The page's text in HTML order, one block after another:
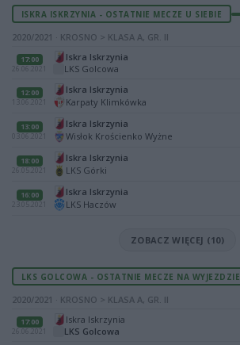
ISKRA ISKRZYNIA - OSTATNIE MECZE U SIEBIE
2020/2021 · KROSNO > KLASA A, GR. II
17:00
26.06.2021
Iskra Iskrzynia
LKS Golcowa
12:00
13.06.2021
Iskra Iskrzynia
Karpaty Klimkówka
13:00
03.06.2021
Iskra Iskrzynia
Wisłok Krościenko Wyżne
18:00
26.05.2021
Iskra Iskrzynia
LKS Górki
16:00
23.05.2021
Iskra Iskrzynia
LKS Haczów
ZOBACZ WIĘCEJ (10)
LKS GOLCOWA - OSTATNIE MECZE NA WYJEZDZIE
2020/2021 · KROSNO > KLASA A, GR. II
17:00
26.06.2021
Iskra Iskrzynia
LKS Golcowa